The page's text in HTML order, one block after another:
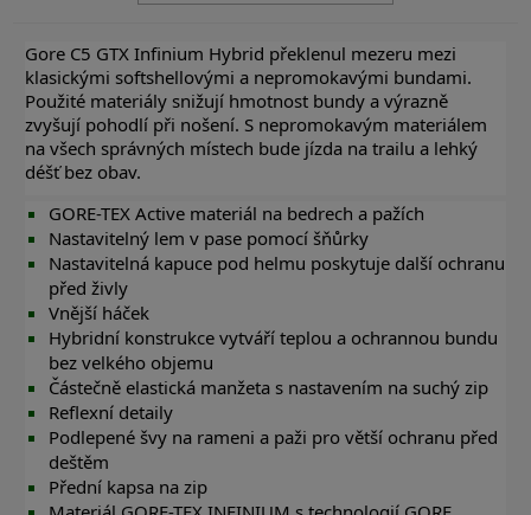
Gore C5 GTX Infinium Hybrid překlenul mezeru mezi
klasickými softshellovými a nepromokavými bundami.
Použité materiály snižují hmotnost bundy a výrazně
zvyšují pohodlí při nošení. S nepromokavým materiálem
na všech správných místech bude jízda na trailu a lehký
déšť bez obav.
GORE-TEX Active materiál na bedrech a pažích
Nastavitelný lem v pase pomocí šňůrky
Nastavitelná kapuce pod helmu poskytuje další ochranu
před živly
Vnější háček
Hybridní konstrukce vytváří teplou a ochrannou bundu
bez velkého objemu
Částečně elastická manžeta s nastavením na suchý zip
Reflexní detaily
Podlepené švy na rameni a paži pro větší ochranu před
deštěm
Přední kapsa na zip